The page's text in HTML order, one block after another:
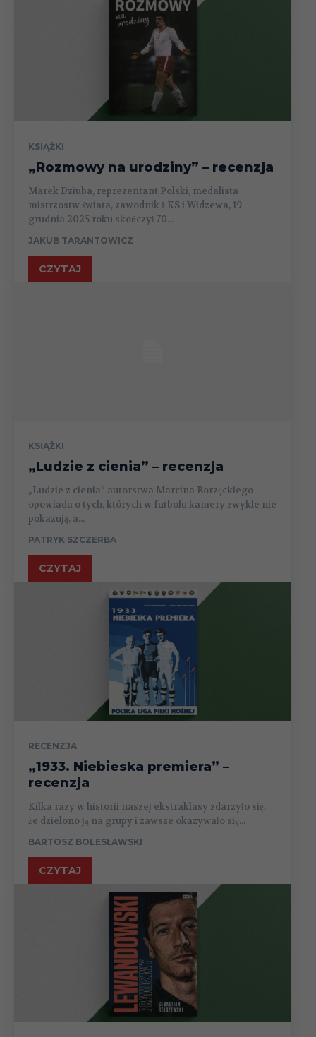
KSIĄŻKI
„Rozmowy na urodziny” – recenzja
Marek Dziuba, reprezentant Polski, medalista
mistrzostw świata, zawodnik ŁKS i Widzewa, 19
grudnia 2025 roku skończył 70...
JAKUB TARANTOWICZ
CZYTAJ
KSIĄŻKI
„Ludzie z cienia” – recenzja
„Ludzie z cienia” autorstwa Marcina Borzęckiego
opowiada o tych, których w futbolu kamery zwykle nie
pokazują, a...
PATRYK SZCZERBA
CZYTAJ
RECENZJA
„1933. Niebieska premiera” –
recenzja
Kilka razy w historii naszej ekstraklasy zdarzyło się,
że dzielono ją na grupy i zawsze okazywało się...
BARTOSZ BOLESŁAWSKI
CZYTAJ